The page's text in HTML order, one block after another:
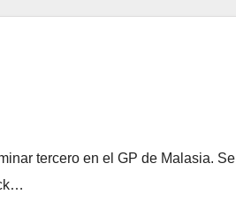
tercero en el GP de Malasia. Se